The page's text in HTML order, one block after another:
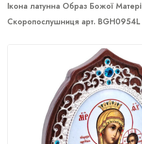
Ікона латунна Образ Божої Матері
Скоропослушниця арт. BGH0954L